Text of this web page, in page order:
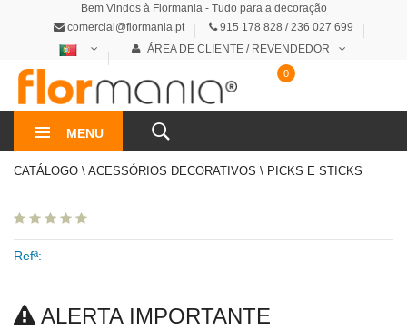
Bem Vindos à Flormania - Tudo para a decoração
comercial@flormania.pt
915 178 828 / 236 027 699
ÁREA DE CLIENTE / REVENDEDOR
MENU
0
CATÁLOGO \ ACESSÓRIOS DECORATIVOS \ PICKS E STICKS
Refª:
ALERTA IMPORTANTE